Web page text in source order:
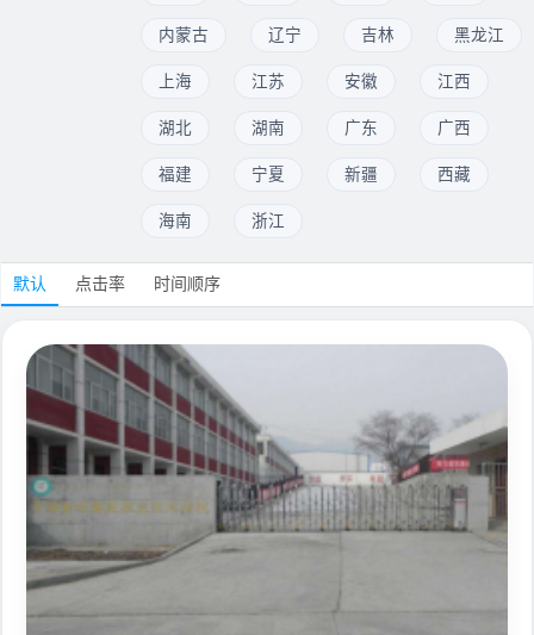
内蒙古 辽宁 吉林 黑龙江
上海 江苏 安徽 江西
湖北 湖南 广东 广西
福建 宁夏 新疆 西藏
海南 浙江
默认 点击率 时间顺序